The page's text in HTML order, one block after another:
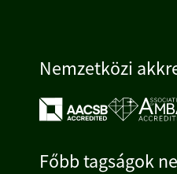
Nemzetközi
Főbb tagságok